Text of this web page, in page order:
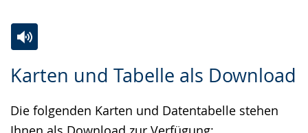
Karten und Tabelle als Download
Die folgenden Karten und Datentabelle stehen
Leichten
wechseln.
Audio-
Video
Deutscher